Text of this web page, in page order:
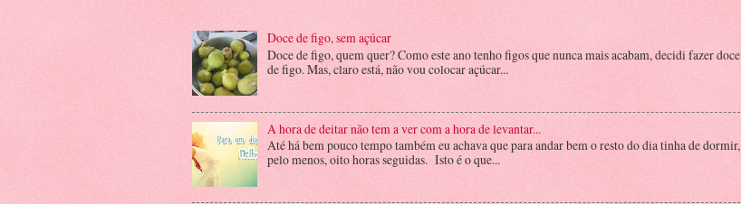
Doce de figo, sem açúcar
Doce de figo, quem quer? Como este ano tenho figos que nunca mais acabam, decidi fazer doce
de figo. Mas, claro está, não vou colocar açúcar...
A hora de deitar não tem a ver com a hora de levantar...
Até há bem pouco tempo também eu achava que para andar bem o resto do dia tinha de dormir,
pelo menos, oito horas seguidas. Isto é o que...